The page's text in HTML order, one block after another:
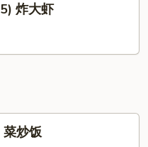
炸大虾
炒饭